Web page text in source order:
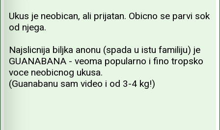
Ukus je neobican, ali prijatan. Obicno se parvi sok
od njega.
Najslicnija biljka anonu (spada u istu familiju) je
GUANABANA - veoma popularno i fino tropsko
voce neobicnog ukusa.
(Guanabanu sam video i od 3-4 kg!)